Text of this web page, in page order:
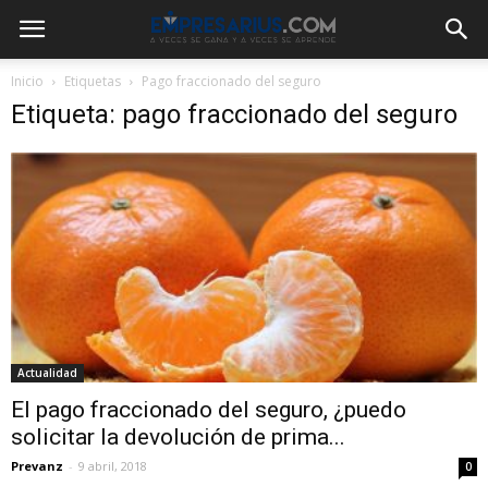
Inicio Etiquetas Pago fraccionado del seguro
Etiqueta: pago fraccionado del seguro
Actualidad
El pago fraccionado del seguro, ¿puedo
solicitar la devolución de prima...
Prevanz - 9 abril, 2018 0